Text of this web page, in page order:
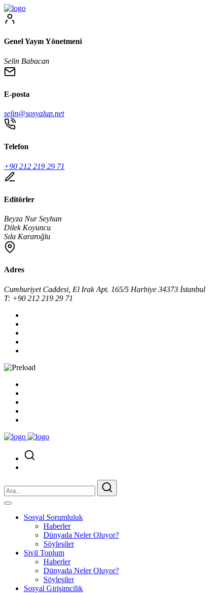
Genel Yayın Yönetmeni
Selin Babacan
E-posta
selin@sosyalup.net
Telefon
+90 212 219 29 71
Editörler
Beyza Nur Seyhan
Dilek Koyuncu
Sıla Kararoğlu
Adres
Cumhuriyet Caddesi, El Irak Apt. 165/5 Harbiye 34373 İstanbul
T: +90 212 219 29 71
Sosyal Sorumluluk
Haberler
Dünyada Neler Oluyor?
Söyleşiler
Sivil Toplum
Haberler
Dünyada Neler Oluyor?
Söyleşiler
Sosyal Girişimcilik